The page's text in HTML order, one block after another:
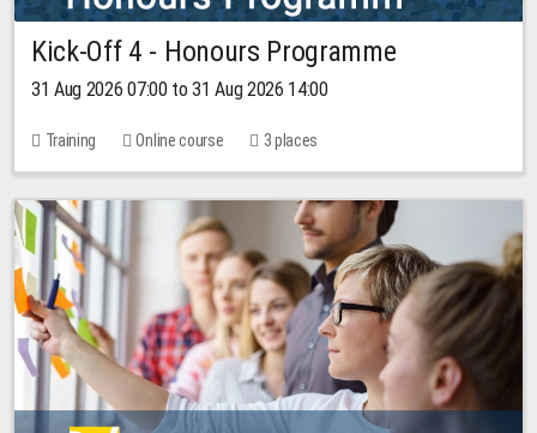
Kick-Off 4 - Honours Programme
31 Aug 2026 07:00 to 31 Aug 2026 14:00
Training Online course 3 places